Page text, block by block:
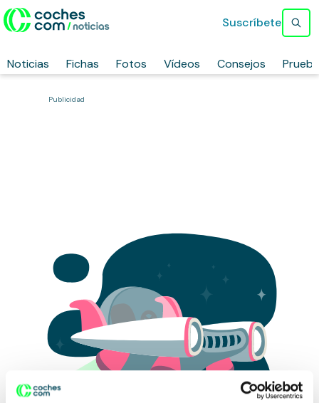
Noticias Fichas Fotos Vídeos Consejos
Suscríbete
Publicidad